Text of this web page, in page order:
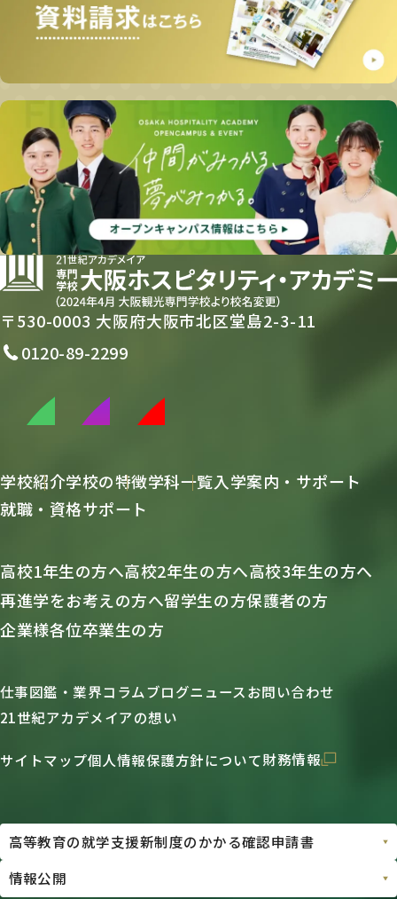
〒530-0003 大阪府大阪市北区堂島2-3-11
0120-89-2299
学校紹介学校の特徴学科一覧入学案内・サポート
就職・資格サポート
高校1年生の方へ高校2年生の方へ高校3年生の方へ
再進学をお考えの方へ留学生の方保護者の方
企業様各位卒業生の方
仕事図鑑・業界コラムブログニュースお問い合わせ
21世紀アカデメイアの想い
サイトマップ個人情報保護方針について財務情報